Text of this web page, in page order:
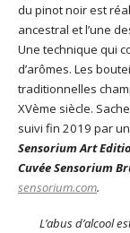
du pinot noir est
ancestral et l’une
Une technique qui
d’arômes. Les
traditionnelles
XVème siècle.
suivi fin 2019 par
Sensorium Art
Cuvée Sensorium
sensorium.com.
L’abus d’alcool